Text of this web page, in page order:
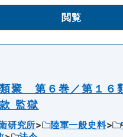
閲覧
類聚 第６巻／第１
監獄
研究所 陸軍一般史料